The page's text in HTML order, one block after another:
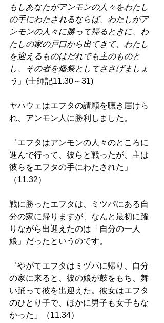
もしあなたがアンモンの人々をわたし
の手にわたされるならば、わたしがア
ンモンの人々に勝って帰るときに、わ
たしの家の戸口から出てきて、わたし
を迎えるものはだれでも主のものと
し、その者を燔祭としてささげましょ
う 」(士師記11.30～31)
ヤハウェはエフタの請願を聴き届けら
れ、アンモン人に勝利しました。
「 エフタはアンモンの人々のところに
進んで行って、彼らと戦ったが、主は
彼らをエフタの手にわたされた」
（11.32）
戦に勝ったエフタは、ミツパにある自
分の家に帰りますが、なんと最初に躍
りながら出迎えたのは「自分の一人
娘」だったというのです。
「やがてエフタはミヅパに帰り、自分
の家に来ると、彼の娘が鼓をもち、舞
い踊って彼を出迎えた。彼女はエフタ
のひとり子で、ほかに男子も女子もな
かった」（11.34）